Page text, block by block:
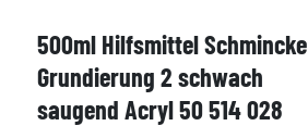
500ml Hilfsmittel Schmincke
Grundierung 2 schwach
saugend Acryl 50 514 028